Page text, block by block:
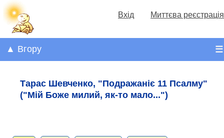
Вхід Миттєва реєстрація
☰
▲ Вгору
Тарас Шевченко, "Подражаніє 11 Псалму"
("Мій Боже милий, як-то мало...")